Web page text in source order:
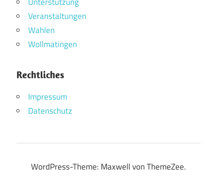
Veranstaltungen
Wahlen
Wollmatingen
Rechtliches
Impressum
Datenschutz
WordPress-Theme: Maxwell von ThemeZee.